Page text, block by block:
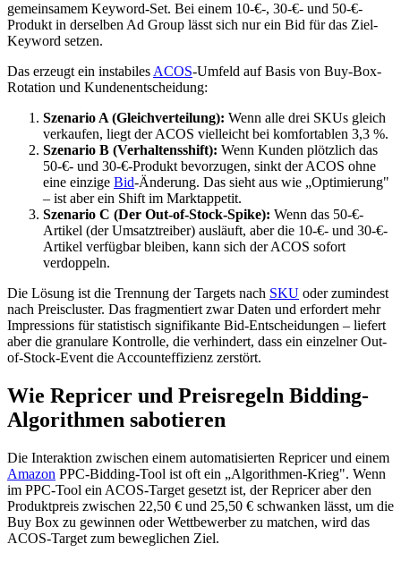
gemeinsamem Keyword-Set. Bei einem 10-€-, 30-€- und 50-€-
Produkt in derselben Ad Group lässt sich nur ein Bid für das Ziel-
Keyword setzen.
Das erzeugt ein instabiles ACOS-Umfeld auf Basis von Buy-Box-
Rotation und Kundenentscheidung:
Szenario A (Gleichverteilung): Wenn alle drei SKUs gleich
verkaufen, liegt der ACOS vielleicht bei komfortablen 3,3 %.
Szenario B (Verhaltensshift): Wenn Kunden plötzlich das
50-€- und 30-€-Produkt bevorzugen, sinkt der ACOS ohne
eine einzige Bid-Änderung. Das sieht aus wie „Optimierung"
– ist aber ein Shift im Marktappetit.
Szenario C (Der Out-of-Stock-Spike): Wenn das 50-€-
Artikel (der Umsatztreiber) ausläuft, aber die 10-€- und 30-€-
Artikel verfügbar bleiben, kann sich der ACOS sofort
verdoppeln.
Die Lösung ist die Trennung der Targets nach SKU oder zumindest
nach Preiscluster. Das fragmentiert zwar Daten und erfordert mehr
Impressions für statistisch signifikante Bid-Entscheidungen – liefert
aber die granulare Kontrolle, die verhindert, dass ein einzelner Out-
of-Stock-Event die Accounteffizienz zerstört.
Wie Repricer und Preisregeln Bidding-
Algorithmen sabotieren
Die Interaktion zwischen einem automatisierten Repricer und einem
Amazon PPC-Bidding-Tool ist oft ein „Algorithmen-Krieg". Wenn
im PPC-Tool ein ACOS-Target gesetzt ist, der Repricer aber den
Produktpreis zwischen 22,50 € und 25,50 € schwanken lässt, um die
Buy Box zu gewinnen oder Wettbewerber zu matchen, wird das
ACOS-Target zum beweglichen Ziel.